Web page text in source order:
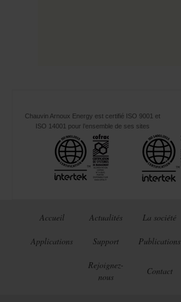
Chauvin Arnoux Energy est certifié ISO 9001 et
ISO 14001 pour l’ensemble de ses sites
Accueil Actualités La société
Applications Support Publications
Rejoignez-
nous
Contact